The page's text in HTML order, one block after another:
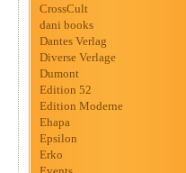
CrossCult
dani books
Dantes Verlag
Diverse Verlage
Dumont
Edition 52
Edition Moderne
Ehapa
Epsilon
Erko